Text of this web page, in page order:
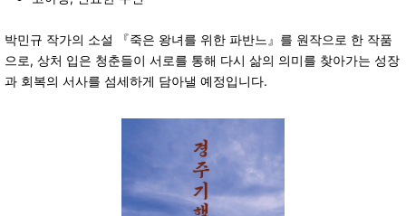
박민규 작가의 소설 『죽은 왕녀를 위한 파반느』를 원작으로 한 작품
으로, 상처 입은 청춘들이 서로를 통해 다시 삶의 의미를 찾아가는 성장
과 회복의 서사를 섬세하게 담아낼 예정입니다.